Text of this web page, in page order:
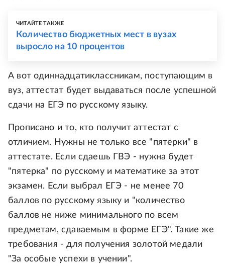
ЧИТАЙТЕ ТАКЖЕ
Количество бюджетных мест в вузах
выросло на 10 процентов
А вот одиннадцатиклассникам, поступающим в
вуз, аттестат будет выдаваться после успешной
сдачи на ЕГЭ по русскому языку.
Прописано и то, кто получит аттестат с
отличием. Нужны не только все "пятерки" в
аттестате. Если сдаешь ГВЭ - нужна будет
"пятерка" по русскому и математике за этот
экзамен. Если выбрал ЕГЭ - не менее 70
баллов по русскому языку и "количество
баллов не ниже минимального по всем
предметам, сдаваемым в форме ЕГЭ". Такие же
требования - для получения золотой медали
"За особые успехи в учении".